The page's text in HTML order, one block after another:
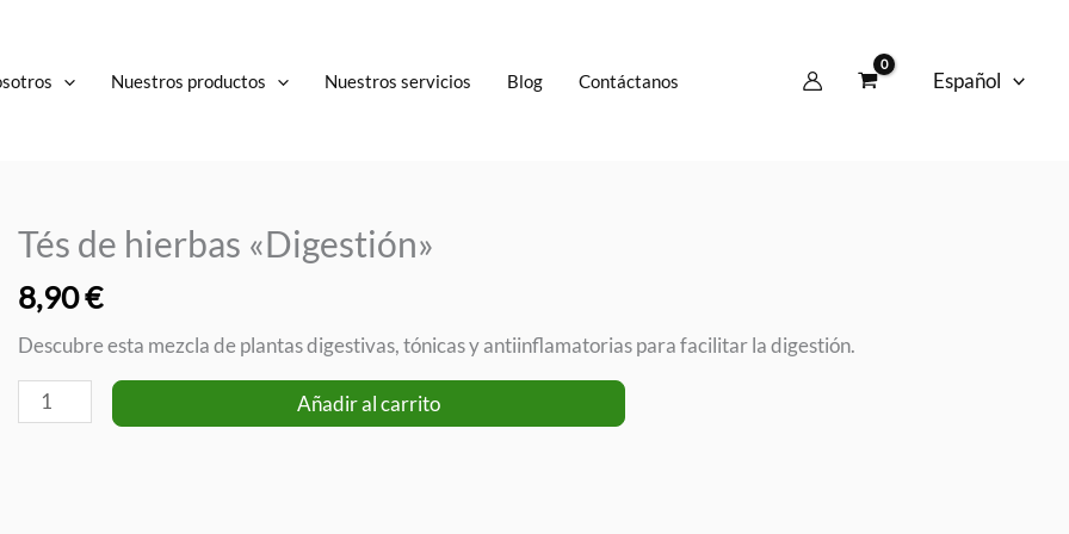
Nuestros productos Nuestros servicios Blog Contáctanos Español
Tés de hierbas «Digestión»
8,90€
Descubre esta mezcla de plantas digestivas, tónicas y antiinflamatorias para facilitar la digestión.
Tés
de
Añadir al carrito